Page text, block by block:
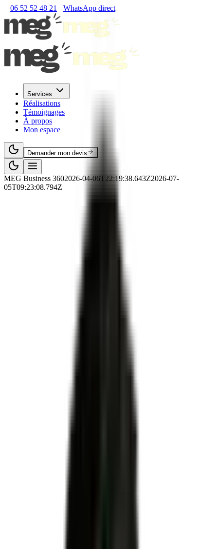
06 52 52 48 21 WhatsApp direct
Services
Réalisations
Témoignages
À propos
Mon espace
Demander mon devis
MEG Business 3602026-04-06T22:19:38.643Z2026-07-
05T09:23:08.794Z